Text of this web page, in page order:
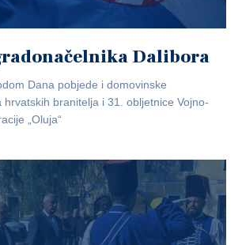
Dalibora
Dana pobjede i domovinske
hrvatskih branitelja i 31. obljetnice Vojno-
„Oluja“